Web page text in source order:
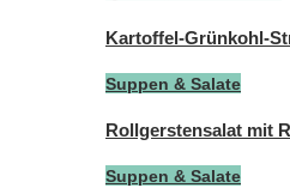
Kartoffel-Grünkohl-
Suppen & Salate
Rollgerstensalat mit
Suppen & Salate